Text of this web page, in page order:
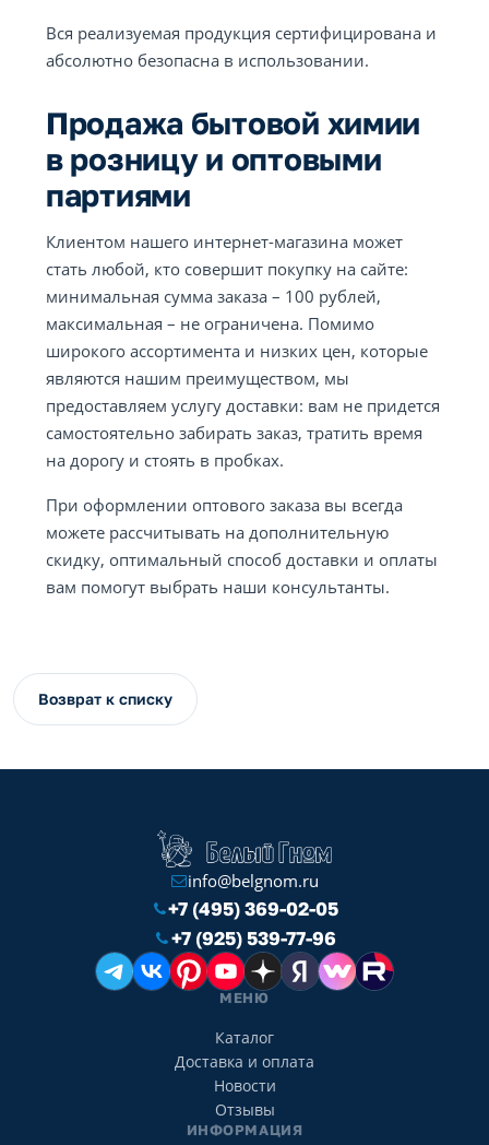
Вся реализуемая продукция сертифицирована и
абсолютно безопасна в использовании.
Продажа бытовой химии
в розницу и оптовыми
партиями
Клиентом нашего интернет-магазина может
стать любой, кто совершит покупку на сайте:
минимальная сумма заказа – 100 рублей,
максимальная – не ограничена. Помимо
широкого ассортимента и низких цен, которые
являются нашим преимуществом, мы
предоставляем услугу доставки: вам не придется
самостоятельно забирать заказ, тратить время
на дорогу и стоять в пробках.
При оформлении оптового заказа вы всегда
можете рассчитывать на дополнительную
скидку, оптимальный способ доставки и оплаты
вам помогут выбрать наши консультанты.
Возврат к списку
info@belgnom.ru
+7 (495) 369-02-05
+7 (925) 539-77-96
МЕНЮ
Каталог
Доставка и оплата
Новости
Отзывы
ИНФОРМАЦИЯ